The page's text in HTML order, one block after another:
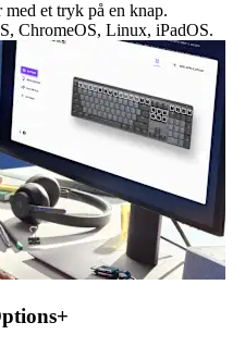
et tryk på en knap.
ChromeOS, Linux, iPadOS.